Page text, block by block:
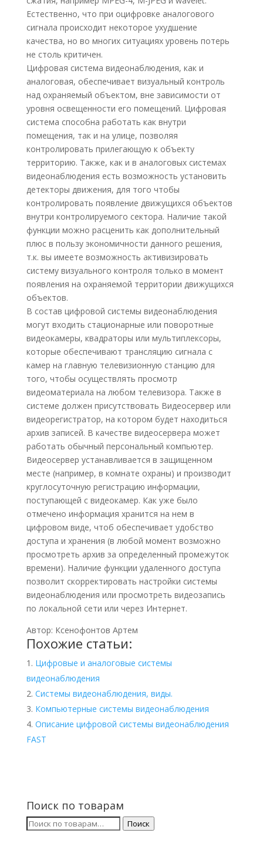
Естественно, что при оцифровке аналогового
сигнала происходит некоторое ухудшение
качества, но во многих ситуациях уровень потерь
не столь критичен.
Цифровая система видеонаблюдения, как и
аналоговая, обеспечивает визуальный контроль
над охраняемый объектом, вне зависимости от
уровня освещенности его помещений. Цифровая
система способна работать как внутри
помещения, так и на улице, позволяя
контролировать прилегающую к объекту
территорию. Также, как и в аналоговых системах
видеонаблюдения есть возможность установить
детекторы движения, для того чтобы
контролировать появление движущихся объектов
внутри контролируемого сектора. Наличие такой
функции можно расценить как дополнительный
плюс в пользу экономичности данного решения,
т.к. вы имеете возможность активизировать
систему визуального контроля только в момент
появления на охраняемой территории движущихся
объектов.
В состав цифровой системы видеонаблюдения
могут входить стационарные или поворотные
видеокамеры, квадраторы или мультиплексоры,
которые обеспечивают трансляцию сигнала с
камер на главную телевизионную станцию для
того, чтобы осуществлять просмотр
видеоматериала на любом телевизора. Также в
системе должен присутствовать Видеосервер или
видеорегистратор, на котором будет находиться
архив записей. В качестве видеосервера может
работать обычный персональный компьютер.
Видеосервер устанавливается в защищенном
месте (например, в комнате охраны) и производит
круглосуточную регистрацию информации,
поступающей с видеокамер. Как уже было
отмечено информация хранится на нем в
цифровом виде, чтоб обеспечивает удобство
доступа и хранения (в любой момент возможно
просмотреть архив за определенный промежуток
времени). Наличие функции удаленного доступа
позволит скорректировать настройки системы
видеонаблюдения или просмотреть видеозапись
по локальной сети или через Интернет.
Автор: Ксенофонтов Артем
Похожие статьи:
Цифровые и аналоговые системы
видеонаблюдения
Системы видеонаблюдения, виды.
Компьютерные системы видеонаблюдения
Описание цифровой системы видеонаблюдения
FAST
Поиск по товарам
Искать: Поиск